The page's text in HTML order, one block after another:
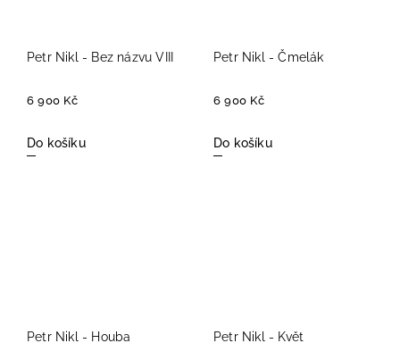
Petr Nikl - Bez názvu VIII
6 900 Kč
Do košíku
Petr Nikl - Čmelák
6 900 Kč
Do košíku
Petr Nikl - Houba Petr Nikl - Květ